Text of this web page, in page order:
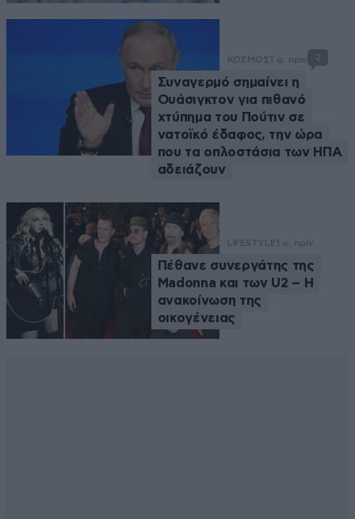
ΚΟΣΜΟΣ 1 ω. πριν 2
Συναγερμό σημαίνει η
Ουάσιγκτον για πιθανό
χτύπημα του Πούτιν σε
νατοϊκό έδαφος, την ώρα
που τα οπλοστάσια των ΗΠΑ
αδειάζουν
LIFESTYLE 1 ω. πριν
Πέθανε συνεργάτης της
Madonna και των U2 – Η
ανακοίνωση της
οικογένειας